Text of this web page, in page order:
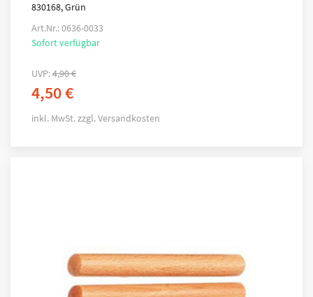
830168, Grün
Art.Nr.: 0636-0033
Sofort verfügbar
UVP:4,90€
4,50€
inkl. MwSt.zzgl.Versandkosten